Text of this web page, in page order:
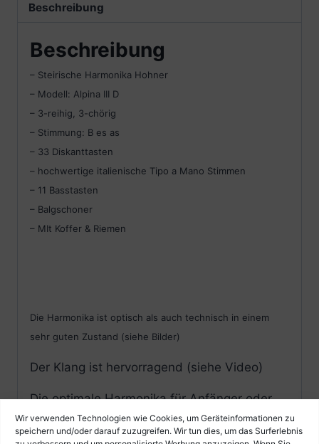
Wir verwenden Technologien wie Cookies, um Geräteinformationen zu
speichern und/oder darauf zuzugreifen. Wir tun dies, um das Surferlebnis
Beschreibung
Beschreibung
– Steirische Harmonika Hohner
– Modell: Alpina III D
– 3-reihig, 3-chörig
– Stimmung: B es as
– 33 Diskanttasten
– hochwertige italienische Tipo a Mano Stimmen
– 11 Basstasten
– Balgschoner
– MIt Koffer & Riemen
Die Harmonika ist optisch als auch technisch in einem
sehr guten Zustand (siehe Bilder)
Der Klang ist hervorragend (siehe Video)
Die optimale Harmonika für Anfänger oder
Spieler die ein zweites Instrument zum
Mitnehmen benötigen.